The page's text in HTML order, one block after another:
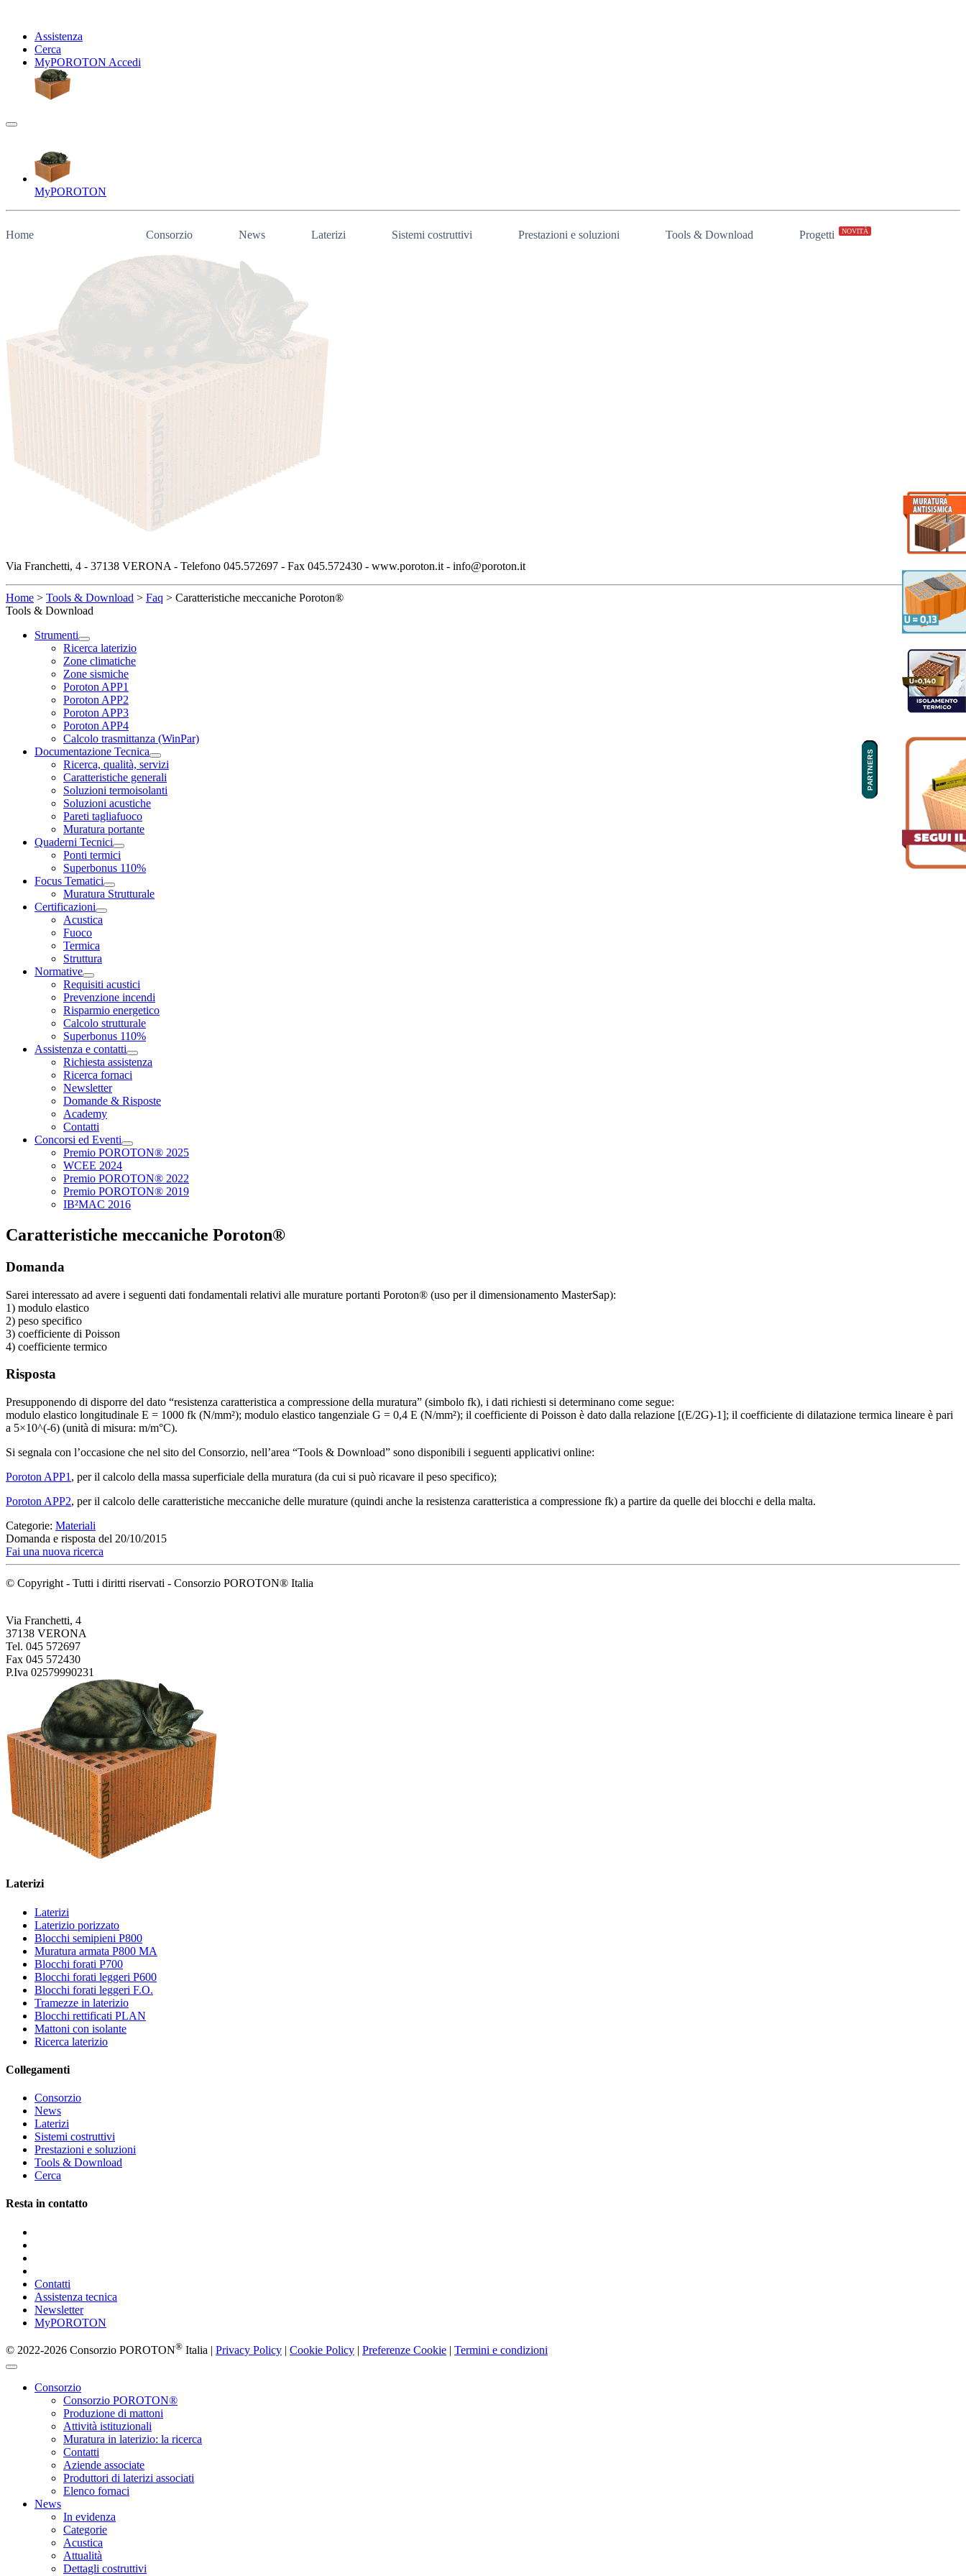
Assistenza
Cerca
MyPOROTON Accedi
MyPOROTON
Home Consorzio News Laterizi Sistemi costruttivi Prestazioni e soluzioni Tools & Download Progetti NOVITÀ
Via Franchetti, 4 - 37138 VERONA - Telefono 045.572697 - Fax 045.572430 - www.poroton.it - info@poroton.it
Home > Tools & Download > Faq > Caratteristiche meccaniche Poroton®
Tools & Download
Strumenti
Ricerca laterizio
Zone climatiche
Zone sismiche
Poroton APP1
Poroton APP2
Poroton APP3
Poroton APP4
Calcolo trasmittanza (WinPar)
Documentazione Tecnica
Ricerca, qualità, servizi
Caratteristiche generali
Soluzioni termoisolanti
Soluzioni acustiche
Pareti tagliafuoco
Muratura portante
Quaderni Tecnici
Ponti termici
Superbonus 110%
Focus Tematici
Muratura Strutturale
Certificazioni
Acustica
Fuoco
Termica
Struttura
Normative
Requisiti acustici
Prevenzione incendi
Risparmio energetico
Calcolo strutturale
Superbonus 110%
Assistenza e contatti
Richiesta assistenza
Ricerca fornaci
Newsletter
Domande & Risposte
Academy
Contatti
Concorsi ed Eventi
Premio POROTON® 2025
WCEE 2024
Premio POROTON® 2022
Premio POROTON® 2019
IB²MAC 2016
Caratteristiche meccaniche Poroton®
Domanda
Sarei interessato ad avere i seguenti dati fondamentali relativi alle murature portanti Poroton® (uso per il dimensionamento MasterSap):
1) modulo elastico
2) peso specifico
3) coefficiente di Poisson
4) coefficiente termico
Risposta
Presupponendo di disporre del dato “resistenza caratteristica a compressione della muratura” (simbolo fk), i dati richiesti si determinano come segue:
modulo elastico longitudinale E = 1000 fk (N/mm²); modulo elastico tangenziale G = 0,4 E (N/mm²); il coefficiente di Poisson è dato dalla relazione [(E/2G)-1]; il coefficiente di dilatazione termica lineare è pari
a 5×10^(-6) (unità di misura: m/m°C).
Si segnala con l’occasione che nel sito del Consorzio, nell’area “Tools & Download” sono disponibili i seguenti applicativi online:
Poroton APP1 , per il calcolo della massa superficiale della muratura (da cui si può ricavare il peso specifico);
Poroton APP2, per il calcolo delle caratteristiche meccaniche delle murature (quindi anche la resistenza caratteristica a compressione fk) a partire da quelle dei blocchi e della malta.
Categorie: Materiali
Domanda e risposta del 20/10/2015
Fai una nuova ricerca
PARTNERS
© Copyright - Tutti i diritti riservati - Consorzio POROTON® Italia
Via Franchetti, 4
37138 VERONA
Tel. 045 572697
Fax 045 572430
P.Iva 02579990231
Laterizi
Laterizi
Laterizio porizzato
Blocchi semipieni P800
Muratura armata P800 MA
Blocchi forati P700
Blocchi forati leggeri P600
Blocchi forati leggeri F.O.
Tramezze in laterizio
Blocchi rettificati PLAN
Mattoni con isolante
Ricerca laterizio
Collegamenti
Consorzio
News
Laterizi
Sistemi costruttivi
Prestazioni e soluzioni
Tools & Download
Cerca
Resta in contatto
Contatti
Assistenza tecnica
Newsletter
MyPOROTON
© 2022-2026 Consorzio POROTON® Italia | Privacy Policy | Cookie Policy | Preferenze Cookie | Termini e condizioni
Consorzio
Consorzio POROTON®
Produzione di mattoni
Attività istituzionali
Muratura in laterizio: la ricerca
Contatti
Aziende associate
Produttori di laterizi associati
Elenco fornaci
News
In evidenza
Categorie
Acustica
Attualità
Dettagli costruttivi